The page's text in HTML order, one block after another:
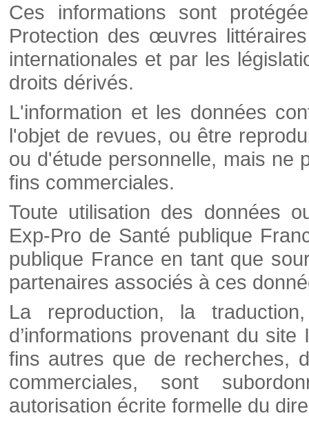
Ces informations sont
Protection des œuvres
internationales et par les
droits dérivés.
L'information et les données
l'objet de revues, ou être
ou d'étude personnelle, mais ne
fins commerciales.
Toute utilisation des données
Exp-Pro de Santé publique
publique France en tant que
partenaires associés à ces
La reproduction, la
d’informations provenant du
fins autres que de recherches,
commerciales, sont
autorisation écrite formelle du